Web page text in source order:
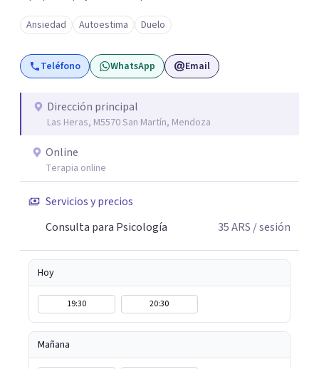
Ansiedad Autoestima Duelo
Teléfono WhatsApp Email
Dirección principal
Las Heras, M5570 San Martín, Mendoza
Online
Terapia online
Servicios y precios
Consulta para Psicología
35ARS / sesión
Hoy
19:30 20:30
Mañana